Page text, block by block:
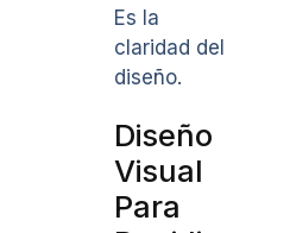
Es la
claridad del
diseño.
Diseño
Visual
Para